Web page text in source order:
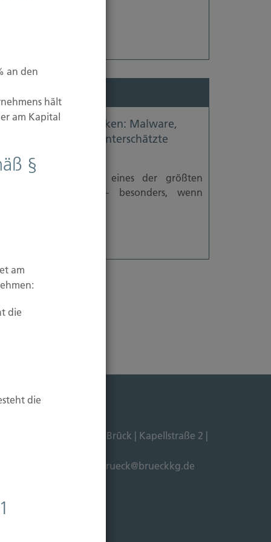
29.07.2025
Cyberrisiken: Malware,
Cloud-Ausfälle und unterschätzte
Kumulgefahren
Cyberangriffe bleiben eines der größten
Unternehmensrisiken – besonders, wenn
Ökonom Johannes Brück | Kapellstraße 2 |
brueck@brueckkg.de
an den
hält
am Kapital
§
am
die
die